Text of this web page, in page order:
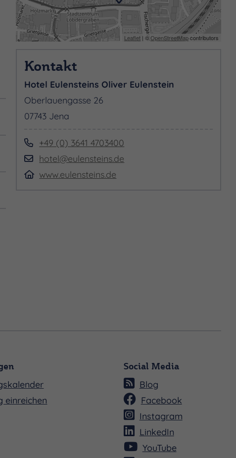
Leaflet| ©OpenStreetMapcontributors
Kontakt
Hotel Eulensteins Oliver Eulenstein
Oberlauengasse 26
07743 Jena
+49 (0) 3641 4703400
hotel@eulensteins.de
www.eulensteins.de
einreichen
Social Media
Blog
Facebook
Instagram
LinkedIn
YouTube